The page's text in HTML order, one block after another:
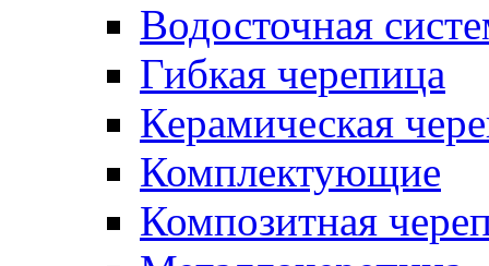
Водосточная
Гибкая черепица
Керамическая
Комплектующие
Композитная